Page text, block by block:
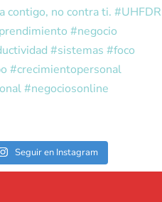
Seguir en Instagram